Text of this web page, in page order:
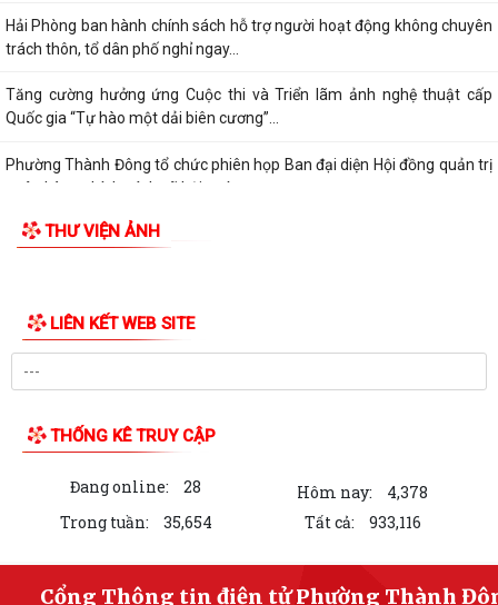
Hải Phòng ban hành chính sách hỗ trợ người hoạt động không chuyên
trách thôn, tổ dân phố nghỉ ngay...
Tăng cường hưởng ứng Cuộc thi và Triển lãm ảnh nghệ thuật cấp
Quốc gia “Tự hào một dải biên cương”...
Phường Thành Đông tổ chức phiên họp Ban đại diện Hội đồng quản trị
ngân hàng chính sách xã hội quý...
Hơn 1.600 đoàn viên, người lao động trên địa bàn phường Thành Đông
hè năm 2026 cho đội ngũ giáo viên
Phường Thành Đông tri ân Người có công
nhân kỷ niệm 79 năm Ngày Thương...
Phường Thành Đông tri ân các gia đình chính sách nhân dịp 27/7
Phường Thành Đông tổ chức chương trình "Bữa cơm công đoàn"
THƯ VIỆN ẢNH